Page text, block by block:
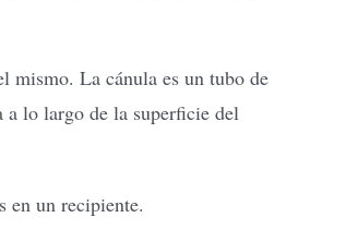
mismo. La cánula es un tubo de
a lo largo de la superficie del
en un recipiente.